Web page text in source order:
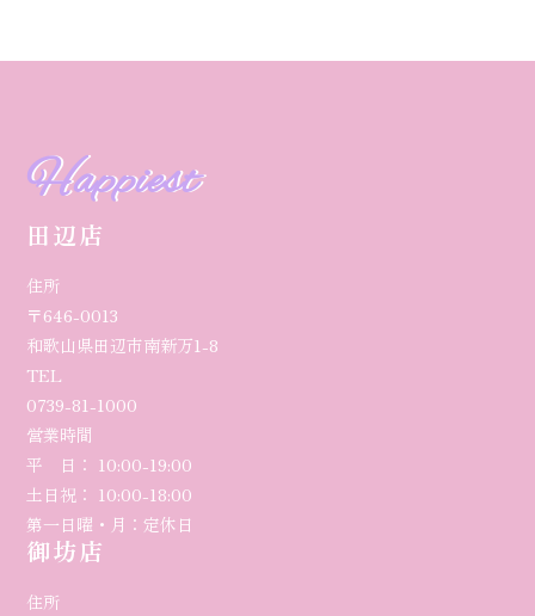
Happiest
田辺店
住所
〒646-0013
和歌山県田辺市南新万1-8
TEL
0739-81-1000
営業時間
平 日： 10:00-19:00
土日祝： 10:00-18:00
第一日曜・月：定休日
御坊店
住所